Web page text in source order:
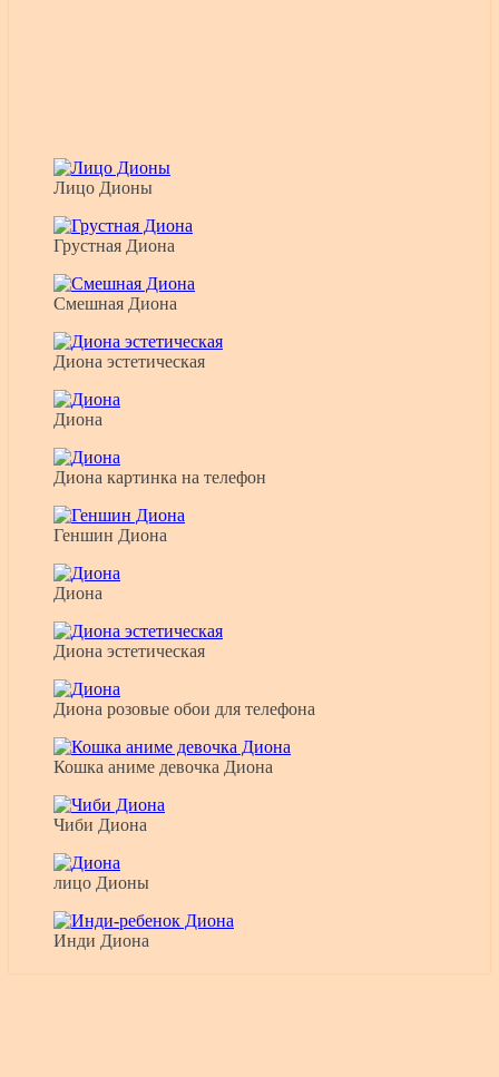
Лицо Дионы
Грустная Диона
Смешная Диона
Диона эстетическая
Диона
Диона картинка на телефон
Геншин Диона
Диона
Диона эстетическая
Диона розовые обои для телефона
Кошка аниме девочка Диона
Чиби Диона
лицо Дионы
Инди Диона